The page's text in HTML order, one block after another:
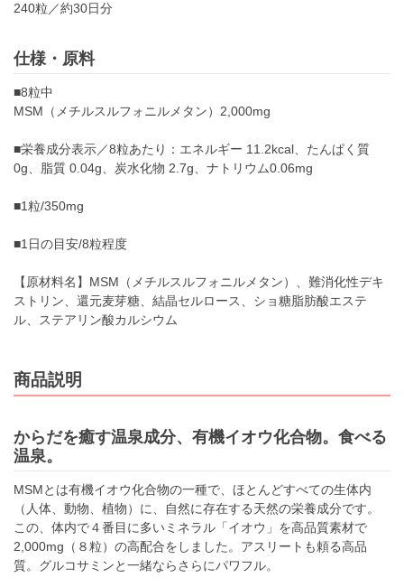
240粒／約30日分
仕様・原料
■8粒中
MSM（メチルスルフォニルメタン）2,000mg
■栄養成分表示／8粒あたり：エネルギー 11.2kcal、たんぱく質
0g、脂質 0.04g、炭水化物 2.7g、ナトリウム0.06mg
■1粒/350mg
■1日の目安/8粒程度
【原材料名】MSM（メチルスルフォニルメタン）、難消化性デキ
ストリン、還元麦芽糖、結晶セルロース、ショ糖脂肪酸エステ
ル、ステアリン酸カルシウム
商品説明
からだを癒す温泉成分、有機イオウ化合物。食べる
温泉。
MSMとは有機イオウ化合物の一種で、ほとんどすべての生体内
（人体、動物、植物）に、自然に存在する天然の栄養成分です。
この、体内で４番目に多いミネラル「イオウ」を高品質素材で
2,000mg（８粒）の高配合をしました。アスリートも頼る高品
質。グルコサミンと一緒ならさらにパワフル。